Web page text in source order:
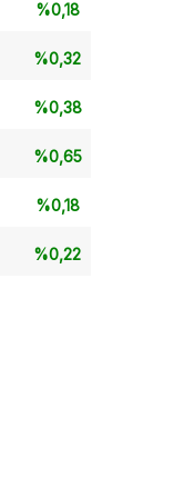
%0,18
%0,32
%0,38
%0,65
%0,18
%0,22